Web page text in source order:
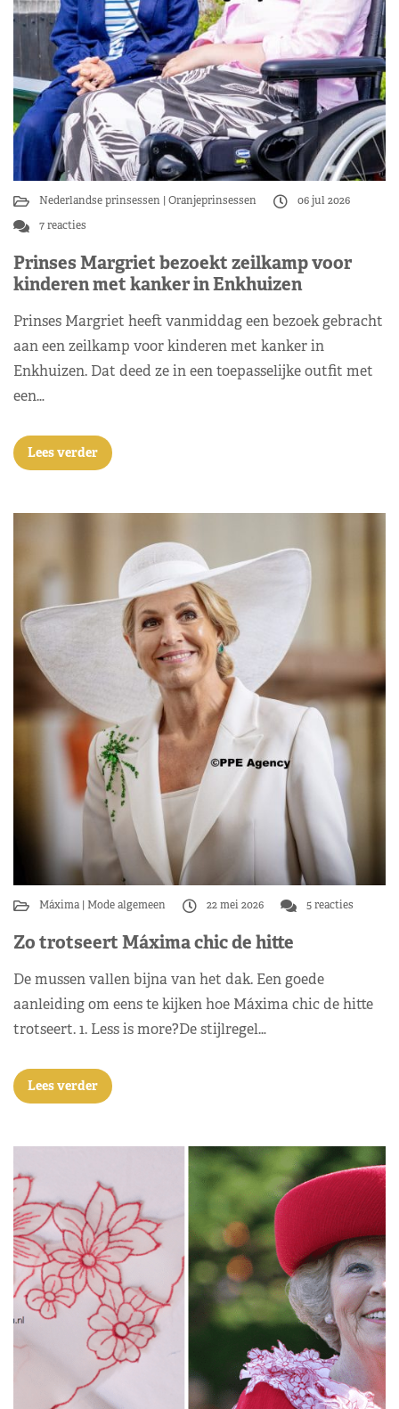
Nederlandse prinsessen Oranjeprinsessen
06 jul 2026
7 reacties
Prinses Margriet bezoekt zeilkamp voor
kinderen met kanker in Enkhuizen
Prinses Margriet heeft vanmiddag een bezoek gebracht
aan een zeilkamp voor kinderen met kanker in
Enkhuizen. Dat deed ze in een toepasselijke outfit met
een…
Lees verder
Máxima Mode algemeen 22 mei 2026 5 reacties
Zo trotseert Máxima chic de hitte
De mussen vallen bijna van het dak. Een goede
aanleiding om eens te kijken hoe Máxima chic de hitte
trotseert. 1. Less is more?De stijlregel…
Lees verder